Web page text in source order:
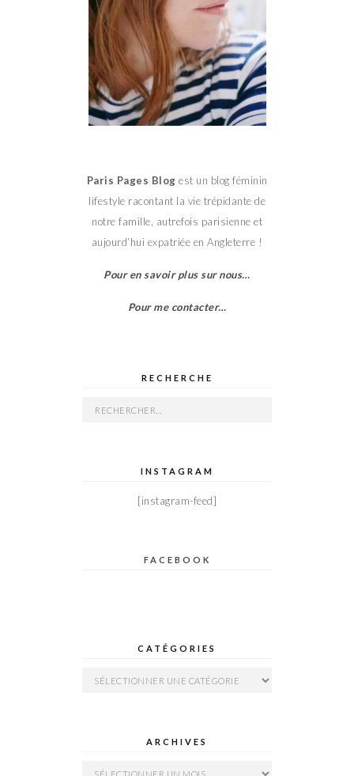
Paris Pages Blog est un blog féminin
lifestyle racontant la vie trépidante de
notre famille, autrefois parisienne et
aujourd’hui expatriée en Angleterre !
Pour en savoir plus sur nous…
Pour me contacter…
RECHERCHE
Rechercher :
INSTAGRAM
[instagram-feed]
FACEBOOK
CATÉGORIES
Catégories
ARCHIVES
Archives